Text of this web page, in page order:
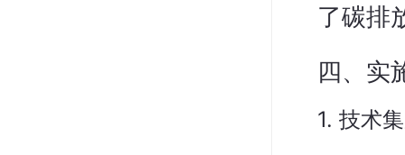
了碳排
四、实
1. 技术